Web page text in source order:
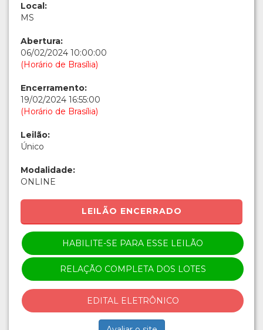
Local:
MS
Abertura:
06/02/2024 10:00:00
(Horário de Brasília)
Encerramento:
19/02/2024 16:55:00
(Horário de Brasília)
Leilão:
Único
Modalidade:
ONLINE
LEILÃO ENCERRADO
HABILITE-SE PARA ESSE LEILÃO
RELAÇÃO COMPLETA DOS LOTES
EDITAL ELETRÔNICO